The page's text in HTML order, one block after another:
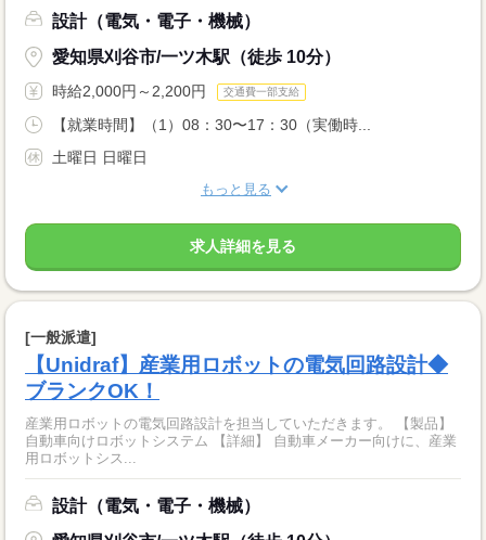
設計（電気・電子・機械）
愛知県刈谷市/一ツ木駅（徒歩 10分）
時給2,000円～2,200円 交通費一部支給
【就業時間】（1）08：30〜17：30（実働時...
土曜日 日曜日
もっと見る
求人詳細を見る
[一般派遣]
【Unidraf】産業用ロボットの電気回路設計◆
ブランクOK！
産業用ロボットの電気回路設計を担当していただきます。 【製品】
自動車向けロボットシステム 【詳細】 自動車メーカー向けに、産業
用ロボットシス...
設計（電気・電子・機械）